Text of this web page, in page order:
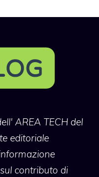
AREA TECH del
editoriale
contributo di